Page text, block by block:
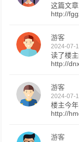
这篇文
http://
游客
2024-07-
读了楼
http://
游客
2024-07-
楼主今年
http://
游客